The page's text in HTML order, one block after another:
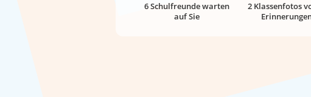
6 Schulfreunde warten
auf Sie
2 Klassenfotos